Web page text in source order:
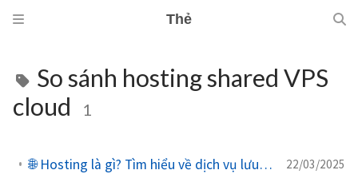
Thẻ
So sánh hosting shared VPS
cloud
1
🌐 Hosting là gì? Tìm hiểu về dịch vụ lưu trữ website và các loại phổ biến 22/03/2025